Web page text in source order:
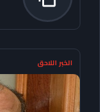
الخبر اللاحق